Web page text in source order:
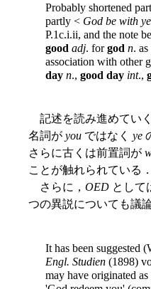
Probably shortened
partly < God be with ye
P.1c.i.ii, and the note
good adj. forgod n.
association with other
day n., good day int.,
記述を読み進めてい
名詞が you ではなく ye
さらに古くは前置詞が
ことが触れられている．
さらに， OED として
つの異説についても議
It has been suggested
Engl. Studien (1898)
may have originated